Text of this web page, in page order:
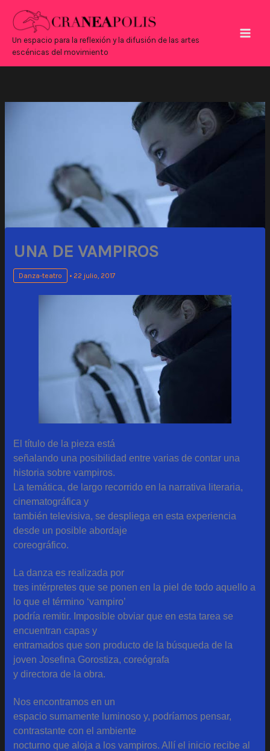
contenido
Un espacio para la reflexión y la difusión de las artes
escénicas del movimiento
UNA DE VAMPIROS
Danza-teatro • 22 julio, 2017
El título de la pieza está
señalando una posibilidad entre varias de contar una
historia sobre vampiros.
La temática, de largo recorrido en la narrativa literaria,
cinematográfica y
también televisiva, se despliega en esta experiencia
desde un posible abordaje
coreográfico.
La danza es realizada por
tres intérpretes que se ponen en la piel de todo aquello a
lo que el término ‘vampiro’
podría remitir. Imposible obviar que en esta tarea se
encuentran capas y
entramados que son producto de la búsqueda de la
joven Josefina Gorostiza, coreógrafa
y directora de la obra.
Nos encontramos en un
espacio sumamente luminoso y, podríamos pensar,
contrastante con el ambiente
nocturno que aloja a los vampiros. Allí el inicio recibe al